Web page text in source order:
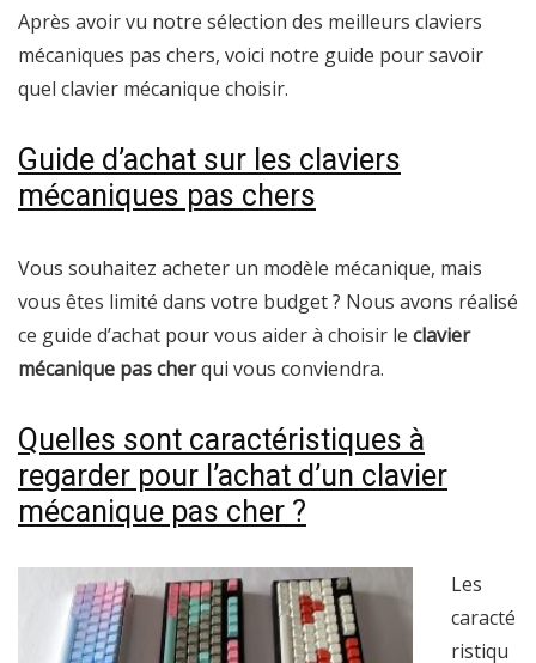
Après avoir vu notre sélection des meilleurs claviers
mécaniques pas chers, voici notre guide pour savoir
quel clavier mécanique choisir.
Guide d’achat sur les claviers
mécaniques pas chers
Vous souhaitez acheter un modèle mécanique, mais
vous êtes limité dans votre budget ? Nous avons réalisé
ce guide d’achat pour vous aider à choisir le clavier
mécanique pas cherqui vous conviendra.
Quelles sont caractéristiques à
regarder pour l’achat d’un clavier
mécanique pas cher ?
Les
caracté
ristiqu